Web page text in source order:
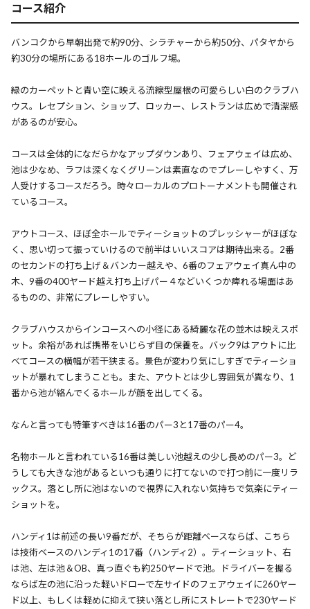
コース紹介
バンコクから早朝出発で約90分、シラチャーから約50分、パタヤから
約30分の場所にある18ホールのゴルフ場。
緑のカーペットと青い空に映える流線型屋根の可愛らしい白のクラブハ
ウス。レセプション、ショップ、ロッカー、レストランは広めで清潔感
があるのが安心。
コースは全体的になだらかなアップダウンあり、フェアウェイは広め、
池は少なめ、ラフは深くなくグリーンは素直なのでプレーしやすく、万
人受けするコースだろう。時々ローカルのプロトーナメントも開催され
ているコース。
アウトコース、ほぼ全ホールでティーショットのプレッシャーがほぼな
く、思い切って振っていけるので前半はいいスコアは期待出来る。2番
のセカンドの打ち上げ＆バンカー越えや、6番のフェアウェイ真ん中の
木、9番の400ヤード越え打ち上げパー４などいくつか痺れる場面はあ
るものの、非常にプレーしやすい。
クラブハウスからインコースへの小径にある綺麗な花の並木は映えスポ
ット。余裕があれば携帯をいじらず目の保養を。バック9はアウトに比
べてコースの横幅が若干狭まる。景色が変わり気にしすぎでティーショ
ットが暴れてしまうことも。また、アウトとは少し雰囲気が異なり、1
番から池が絡んでくるホールが顔を出してくる。
なんと言っても特筆すべきは16番のパー3と17番のパー4。
名物ホールと言われている16番は美しい池越えの少し長めのパー3。ど
うしても大きな池があるといつも通りに打てないので打つ前に一度リラ
ックス。落とし所に池はないので視界に入れない気持ちで気楽にティー
ショットを。
ハンディ1は前述の長い9番だが、そちらが距離ベースならば、こちら
は技術ベースのハンディ1の17番（ハンディ2）。ティーショット、右
は池、左は池＆OB、真っ直ぐも約250ヤードで池。ドライバーを握る
ならば左の池に沿った軽いドローで左サイドのフェアウェイに260ヤー
ド以上、もしくは軽めに抑えて狭い落とし所にストレートで230ヤード